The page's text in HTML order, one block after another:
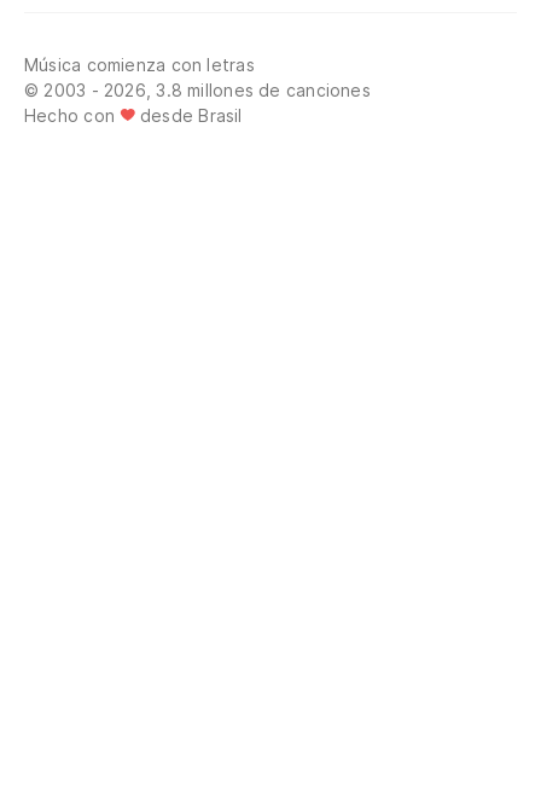
Música comienza con letras
© 2003 - 2026, 3.8 millones de canciones
Hecho con
desde Brasil